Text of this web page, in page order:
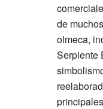
de
olmeca,
Serpiente